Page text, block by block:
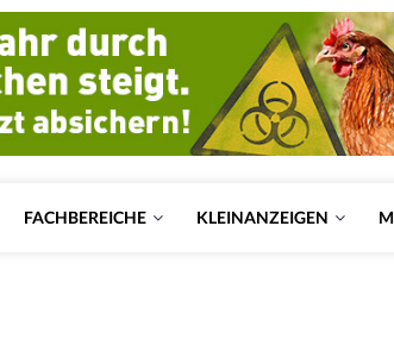
FACHBEREICHE KLEINANZEIGEN